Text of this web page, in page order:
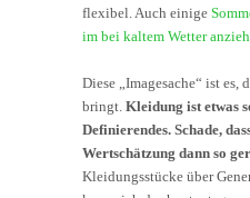
flexibel. Auch einige
im bei kaltem Wetter
Diese „Imagesache“ ist es,
bringt. Kleidung ist etwas
Definierendes. Schade,
Wertschätzung dann so
Kleidungsstücke über